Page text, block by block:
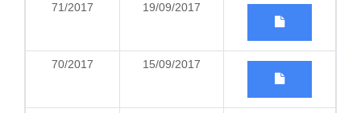
71/2017 19/09/2017
70/2017 15/09/2017